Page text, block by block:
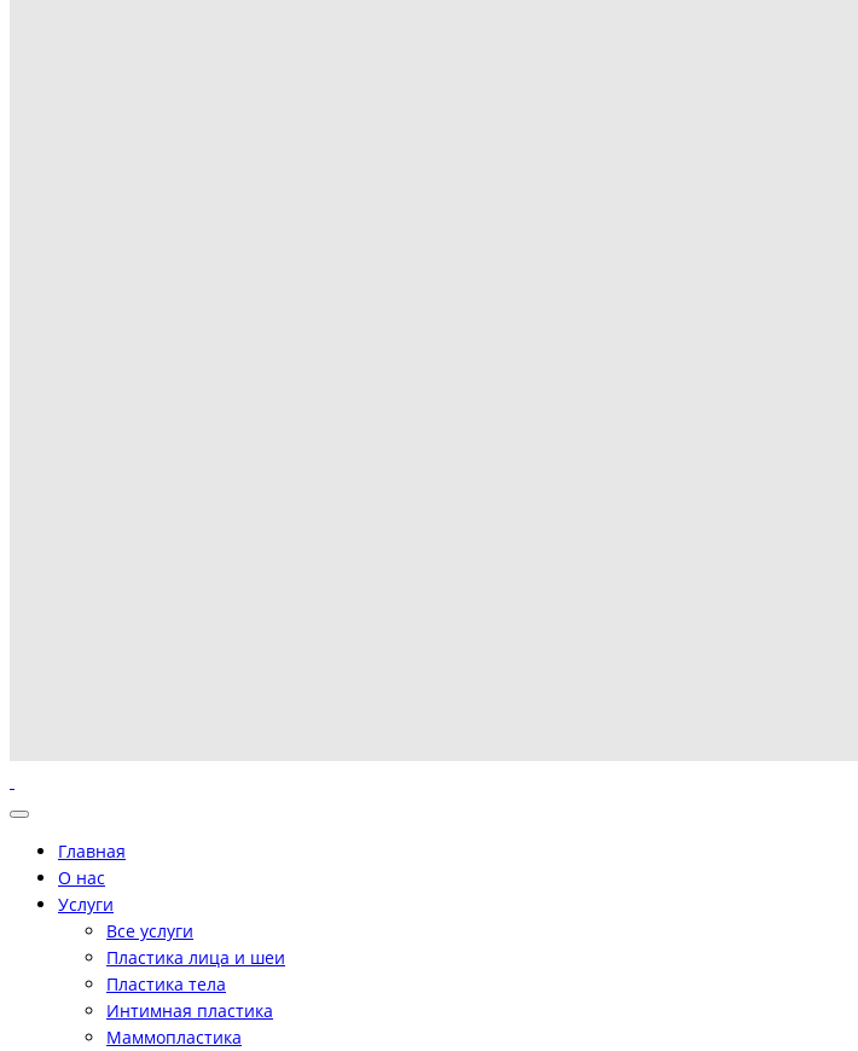
Главная
О нас
Услуги
Все услуги
Пластика лица и шеи
Пластика тела
Интимная пластика
Маммопластика